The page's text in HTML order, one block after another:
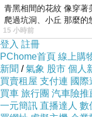
網址:
描述:
青黑相間的花紋 像穿著
爬過坑洞、小丘 那麼的
15 小時前
登入 註冊
PChome首頁 線上購
新聞 /氣象 股市 個人
買賣租屋 支付連 國際
買車 旅行團 汽車險推
一元簡訊 直播達人 數